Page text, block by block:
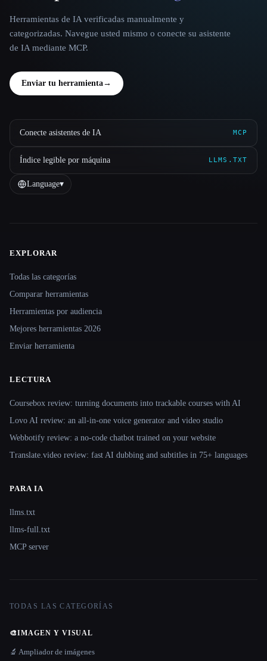
Herramientas de IA verificadas manualmente y
categorizadas. Navegue usted mismo o conecte su asistente
de IA mediante MCP.
Enviar tu herramienta→
Conecte asistentes de IA MCP
Índice legible por máquina LLMS.TXT
Language▾
Site navigation
EXPLORAR
Todas las categorías
Comparar herramientas
Herramientas por audiencia
Mejores herramientas 2026
Enviar herramienta
LECTURA
Coursebox review: turning documents into trackable courses with AI
Lovo AI review: an all-in-one voice generator and video studio
Webbotify review: a no-code chatbot trained on your website
Translate.video review: fast AI dubbing and subtitles in 75+ languages
PARA IA
llms.txt
llms-full.txt
MCP server
TODAS LAS CATEGORÍAS
🎨IMAGEN Y VISUAL
🔬 Ampliador de imágenes